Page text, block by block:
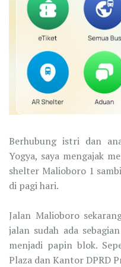
Berhubung istri dan
Yogya, saya mengajak
shelter Malioboro 1
di pagi hari.
Jalan Malioboro
jalan sudah ada
menjadi papin blok.
Plaza dan Kantor DPRD